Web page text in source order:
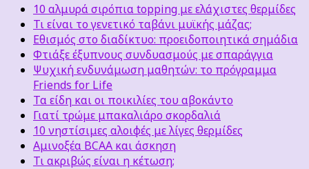
10 αλμυρά σιρόπια topping με ελάχιστες θερμίδες
Τι είναι το γενετικό ταβάνι μυϊκής μάζας;
Εθισμός στο διαδίκτυο: προειδοποιητικά σημάδια
Φτιάξε έξυπνους συνδυασμούς με σπαράγγια
Ψυχική ενδυνάμωση μαθητών: το πρόγραμμα
Friends for Life
Τα είδη και οι ποικιλίες του αβοκάντο
Γιατί τρώμε μπακαλιάρο σκορδαλιά
10 νηστίσιμες αλοιφές με λίγες θερμίδες
Αμινοξέα BCAA και άσκηση
Τι ακριβώς είναι η κέτωση;